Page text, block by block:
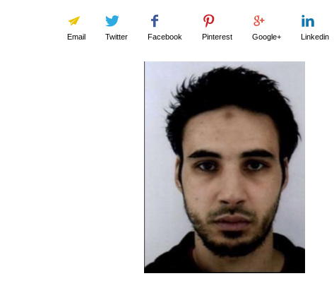
Email Twitter Facebook Pinterest Google+ Linkedin